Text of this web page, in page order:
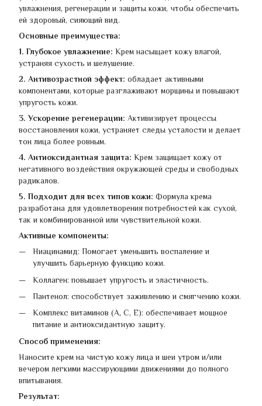
увлажнения, регенерации и защиты кожи, чтобы обеспечить
ей здоровый, сияющий вид.
Основные преимущества:
1. Глубокое увлажнение: Крем насыщает кожу влагой,
устраняя сухость и шелушение.
2. Антивозрастной эффект: обладает активными
компонентами, которые разглаживают морщины и повышают
упругость кожи.
3. Ускорение регенерации: Активизирует процессы
восстановления кожи, устраняет следы усталости и делает
тон лица более ровным.
4. Антиоксидантная защита: Крем защищает кожу от
негативного воздействия окружающей среды и свободных
радикалов.
5. Подходит для всех типов кожи: Формула крема
разработана для удовлетворения потребностей как сухой,
так и комбинированной или чувствительной кожи.
Активные компоненты:
Ниацинамид: Помогает уменьшить воспаление и
улучшить барьерную функцию кожи.
Коллаген: повышает упругость и эластичность.
Пантенол: способствует заживлению и смягчению кожи.
Комплекс витаминов (A, C, E): обеспечивает мощное
питание и антиоксидантную защиту.
Способ применения:
Наносите крем на чистую кожу лица и шеи утром и/или
вечером легкими массирующими движениями до полного
впитывания.
Результат: